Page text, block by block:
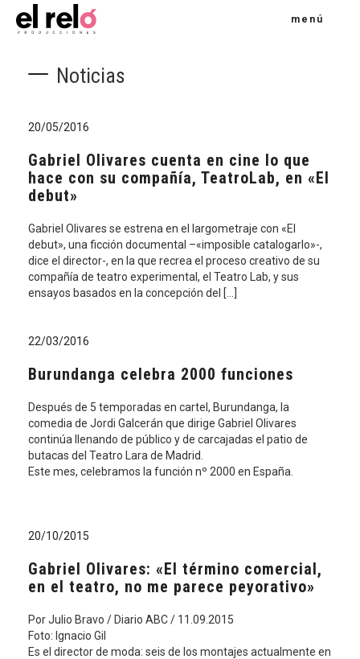
menú
Noticias
20/05/2016
Gabriel Olivares cuenta en cine lo que
hace con su compañía, TeatroLab, en «El
debut»
Gabriel Olivares se estrena en el largometraje con «El
debut», una ficción documental –«imposible catalogarlo»-,
dice el director-, en la que recrea el proceso creativo de su
compañía de teatro experimental, el Teatro Lab, y sus
ensayos basados en la concepción del […]
22/03/2016
Burundanga celebra 2000 funciones
Después de 5 temporadas en cartel, Burundanga, la
comedia de Jordi Galcerán que dirige Gabriel Olivares
continúa llenando de público y de carcajadas el patio de
butacas del Teatro Lara de Madrid.
Este mes, celebramos la función nº 2000 en España.
20/10/2015
Gabriel Olivares: «El término comercial,
en el teatro, no me parece peyorativo»
Por Julio Bravo / Diario ABC / 11.09.2015
Foto: Ignacio Gil
Es el director de moda: seis de los montajes actualmente en